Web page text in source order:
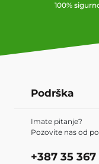
100%
Podrška
Imate pitanje?
Pozovite nas od
+387 35 367